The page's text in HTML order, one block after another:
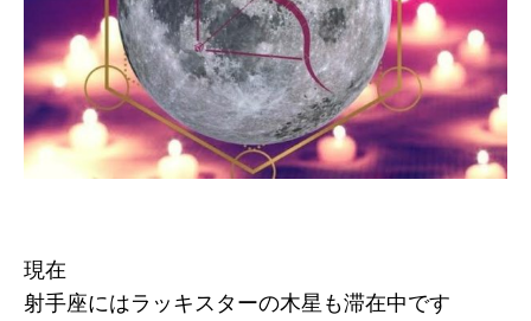
現在
射手座にはラッキスターの木星も滞在中です